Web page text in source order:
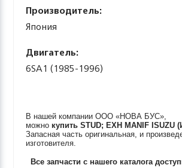
Производитель:
Япония
Двигатель:
6SA1 (1985-1996)
В нашей компании ООО «НОВА БУС»,
можно купитьSTUD; EXH MANIF ISUZU
Запасная часть оригинальная, и
изготовителя.
Все запчасти с нашего каталога